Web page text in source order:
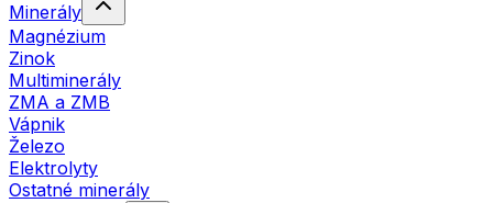
Minerály
Magnézium
Zinok
Multiminerály
ZMA a ZMB
Vápnik
Železo
Elektrolyty
Ostatné minerály